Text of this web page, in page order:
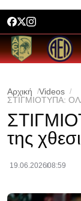
Αρχική
Videos
ΣΤΙΓΜΙΟΤΥΠΑ: ΟΛΑ
της
19.06.202608:59